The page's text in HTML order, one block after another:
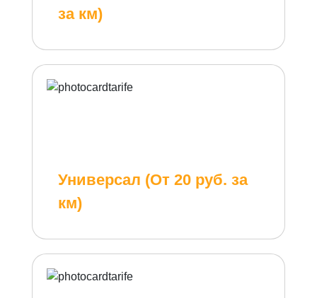
за км)
Универсал (От 20 руб. за
км)